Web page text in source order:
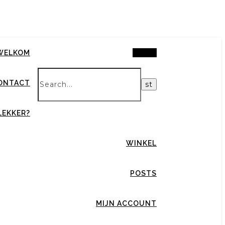
WINKEL
POSTS
MIJN ACCOUNT